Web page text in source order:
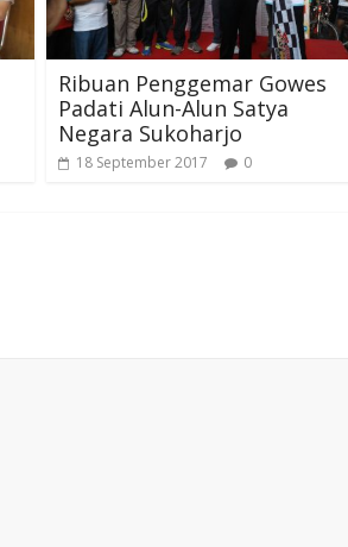
Ribuan Penggemar Gowes
Padati Alun-Alun Satya
Negara Sukoharjo
18 September 2017 0